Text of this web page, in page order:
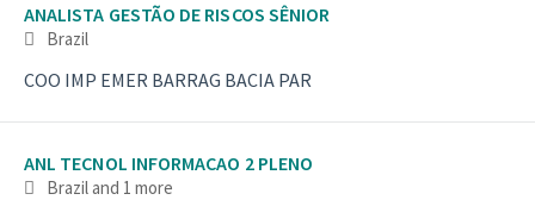
ANALISTA GESTÃO DE RISCOS SÊNIOR
Brazil
COO IMP EMER BARRAG BACIA PAR
ANL TECNOL INFORMACAO 2 PLENO
Braziland 1 more